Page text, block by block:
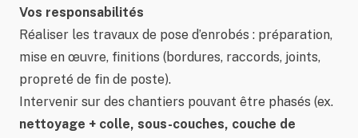
Vos responsabilités
Réaliser les travaux de pose d’enrobés : préparation,
mise en œuvre, finitions (bordures, raccords, joints,
propreté de fin de poste).
Intervenir sur des chantiers pouvant être phasés (ex.
nettoyage + colle, sous-couches, couche de